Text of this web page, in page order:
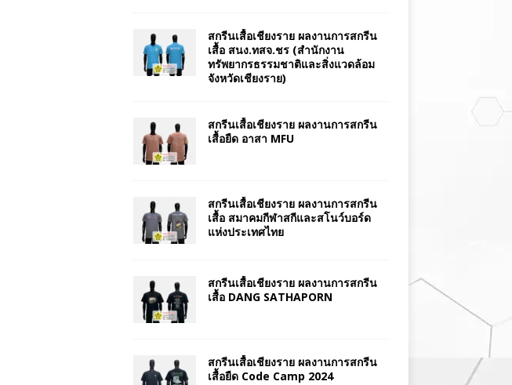
สกรีนเสื้อเชียงราย ผลงานการสกรีน
เสื้อ สนง.ทสจ.ชร (สำนักงาน
ทรัพยากรธรรมชาติและสิ่งแวดล้อม
จังหวัดเชียงราย)
สกรีนเสื้อเชียงราย ผลงานการสกรีน
เสื้อยืด อาสา MFU
สกรีนเสื้อเชียงราย ผลงานการสกรีน
เสื้อ สมาคมกีฬาสกีและสโนว์บอร์ด
แห่งประเทศไทย
สกรีนเสื้อเชียงราย ผลงานการสกรีน
เสื้อ DANG SATHAPORN
สกรีนเสื้อเชียงราย ผลงานการสกรีน
เสื้อยืด Code Camp 2024